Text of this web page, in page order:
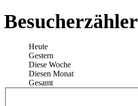
Besucherzähler
Heute
Gestern
Diese Woche
Diesen Monat
Gesamt